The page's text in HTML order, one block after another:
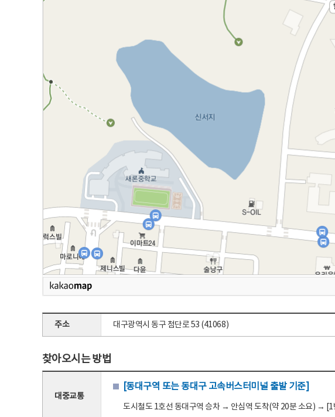
주소 대구광역시 동구 첨단로 53 (41068)
찾아오시는 방법
대중교통
[동대구역 또는 동대구 고속버스터미널 출발 기준]
도시철도 1호선 동대구역 승차 → 안심역 도착(약 20분 소요) →